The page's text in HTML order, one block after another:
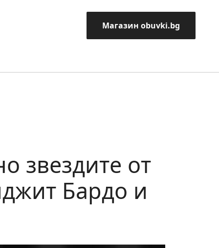
Магазин obuvki.bg
звездите от
Бардо и